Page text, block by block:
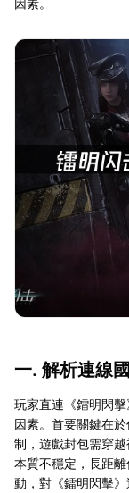
因素。
一. 解析連線
玩家直連《鐳明閃
因素。首要關鍵在
制，遊戲封包需穿
本質不穩定，長距
動，對《鐳明閃擊